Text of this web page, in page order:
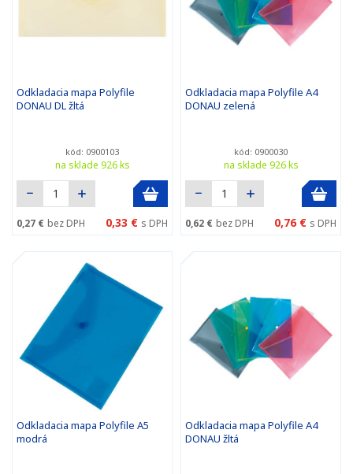
Odkladacia mapa Polyfile
DONAU DL žltá
kód: 0900103
na sklade 926 ks
0,27 € bez DPH 0,33 € s DPH
Odkladacia mapa Polyfile A4
DONAU zelená
kód: 0900030
na sklade 926 ks
0,62 € bez DPH 0,76 € s DPH
Odkladacia mapa Polyfile A5
modrá
Odkladacia mapa Polyfile A4
DONAU žltá